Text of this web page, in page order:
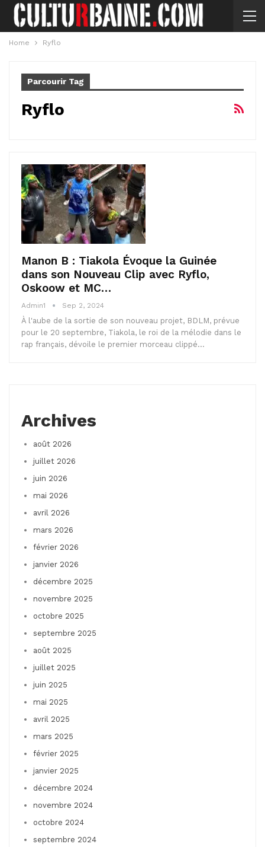
Home Ryflo
Parcourir Tag
Ryflo
Manon B : Tiakola Évoque la Guinée
dans son Nouveau Clip avec Ryflo,
Oskoow et MC…
Admin1 Sep 2, 2024
À l'aube de la sortie de son nouveau projet, BDLM, prévue
pour le 20 septembre, Tiakola, le roi de la mélodie dans le
rap français, dévoile le premier morceau clippé…
Archives
août 2026
juillet 2026
juin 2026
mai 2026
avril 2026
mars 2026
février 2026
janvier 2026
décembre 2025
novembre 2025
octobre 2025
septembre 2025
août 2025
juillet 2025
juin 2025
mai 2025
avril 2025
mars 2025
février 2025
janvier 2025
décembre 2024
novembre 2024
octobre 2024
septembre 2024